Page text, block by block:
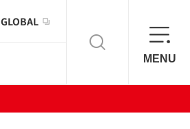
GLOBAL
MENU